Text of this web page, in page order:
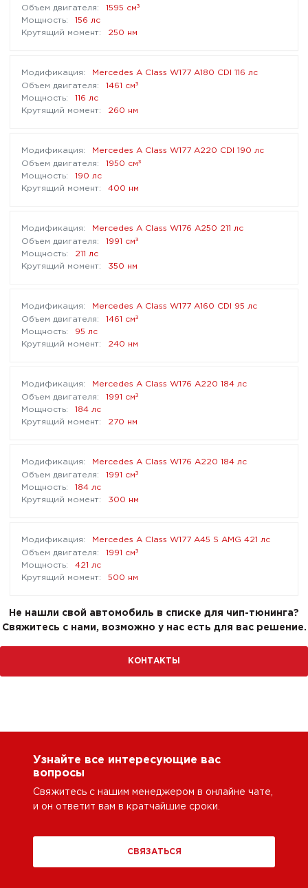
1595 см³
156 лс
250 нм
Mercedes A Class W177 A180 CDI 116 лс
1461 см³
116 лс
260 нм
Mercedes A Class W177 A220 CDI 190 лс
1950 см³
190 лс
400 нм
Mercedes A Class W176 A250 211 лс
1991 см³
211 лс
350 нм
Mercedes A Class W177 A160 CDI 95 лс
1461 см³
95 лс
240 нм
Mercedes A Class W176 A220 184 лс
1991 см³
184 лс
270 нм
Mercedes A Class W176 A220 184 лс
1991 см³
184 лс
300 нм
Mercedes A Class W177 A45 S AMG 421 лс
1991 см³
421 лс
500 нм
Не нашли свой автомобиль в списке для чип-тюнинга?
Свяжитесь с нами, возможно у нас есть для вас решение.
КОНТАКТЫ
Узнайте все интересующие вас
вопросы
Свяжитесь с нашим менеджером в онлайне чате,
и он ответит вам в кратчайшие сроки.
СВЯЗАТЬСЯ